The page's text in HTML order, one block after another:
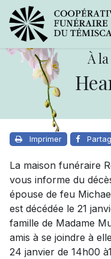
À
Imprimer
La maison funéraire
vous informe du
épouse de feu
est décédée le 21
famille de Madame
amis à se joindre à
24 janvier de 14h00